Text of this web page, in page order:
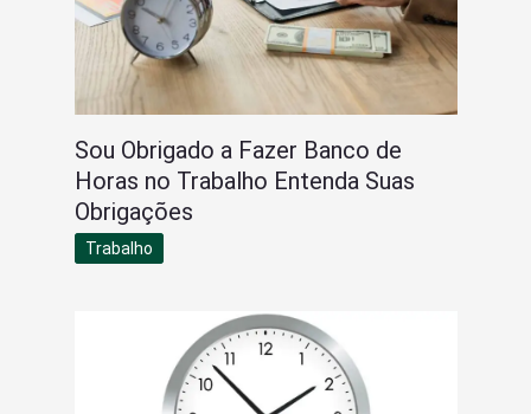
Sou Obrigado a Fazer Banco de
Horas no Trabalho Entenda Suas
Obrigações
Trabalho